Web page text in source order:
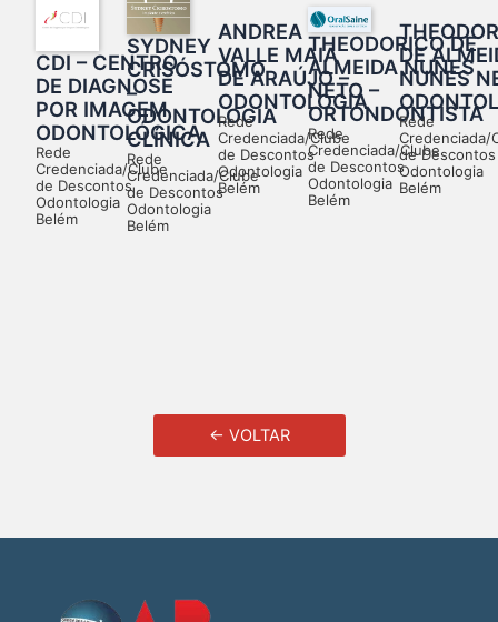
CDI – CENTRO
DE DIAGNOSE
POR IMAGEM
ODONTOLÓGICA
Rede
Credenciada/Clube
de Descontos
Odontologia
Belém
SYDNEY
CRISÓSTOMO
–
ODONTOLOGIA
CLÍNICA
Rede
Credenciada/Clube
de Descontos
Odontologia
Belém
ANDREA
VALLE MAIA
DE ARAÚJO –
ODONTOLOGIA
Rede
Credenciada/Clube
de Descontos
Odontologia
Belém
THEODORICO DE
ALMEIDA NUNES
NETO –
ORTONDONTISTA
Rede
Credenciada/Clube
de Descontos
Odontologia
Belém
DE
NUNES
Rede
Credenciada/
de Descontos
Odontologia
Belém
← VOLTAR